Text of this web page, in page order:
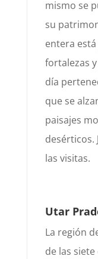
mismo se
su
entera
fortalezas
día
que se
paisajes
desérticos.
las visitas.
Utar
La región
de las siete